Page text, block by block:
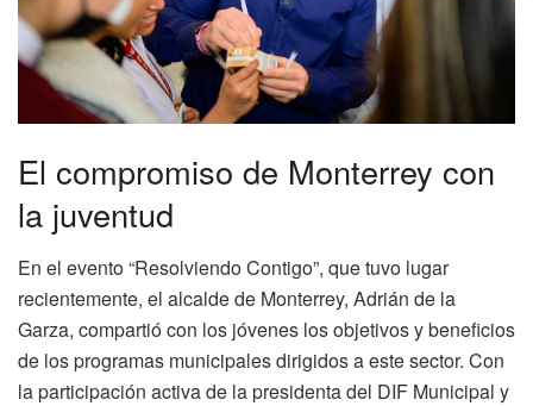
El compromiso de Monterrey con
la juventud
En el evento “Resolviendo Contigo”, que tuvo lugar
recientemente, el alcalde de Monterrey, Adrián de la
Garza, compartió con los jóvenes los objetivos y beneficios
de los programas municipales dirigidos a este sector. Con
la participación activa de la presidenta del DIF Municipal y